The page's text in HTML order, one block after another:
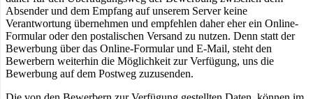
Absender und dem Empfang auf unserem Server keine
Verantwortung übernehmen und empfehlen daher eher ein Online-
Formular oder den postalischen Versand zu nutzen. Denn statt der
Bewerbung über das Online-Formular und E-Mail, steht den
Bewerbern weiterhin die Möglichkeit zur Verfügung, uns die
Bewerbung auf dem Postweg zuzusenden.